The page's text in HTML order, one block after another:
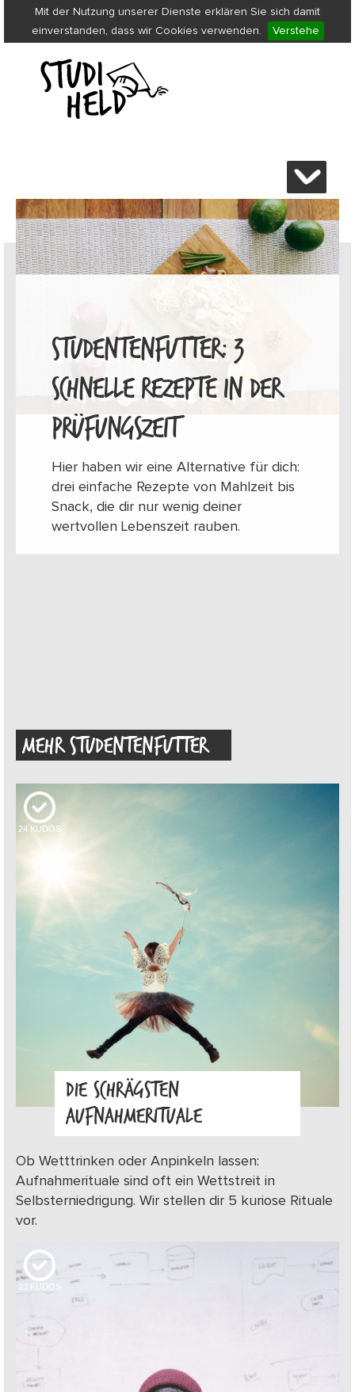
Mit der Nutzung unserer Dienste erklären Sie sich damit
einverstanden, dass wir Cookies verwenden.
Verstehe
STUDENTENFUTTER: 3
SCHNELLE REZEPTE IN DER
PRÜFUNGSZEIT
Hier haben wir eine Alternative für dich:
drei einfache Rezepte von Mahlzeit bis
Snack, die dir nur wenig deiner
wertvollen Lebenszeit rauben.
MEHR STUDENTENFUTTER
24 KUDOS
DIE SCHRÄGSTEN
AUFNAHMERITUALE
Ob Wetttrinken oder Anpinkeln lassen:
Aufnahmerituale sind oft ein Wettstreit in
Selbsterniedrigung. Wir stellen dir 5 kuriose Rituale
vor.
23 KUDOS